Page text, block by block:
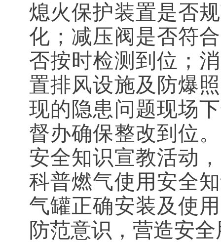
熄火保护装置是否
化；减压阀是否符
否按时检测到位；
置排风设施及防爆
现的隐患问题现场
督办确保整改到位
安全知识宣教活动，
科普燃气使用安全
气罐正确安装及使
防范意识， 营造安